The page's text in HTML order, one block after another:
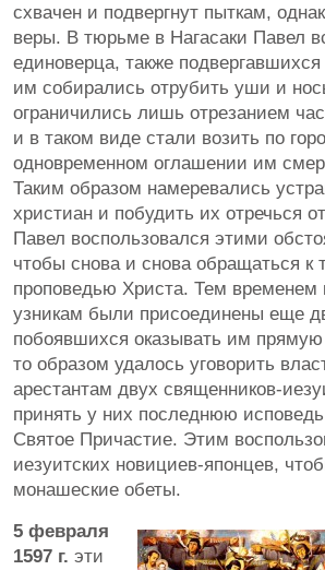
схвачен и подвергнут пыткам,
веры. В тюрьме в Нагасаки Павел
единоверца, также
им собирались отрубить уши и
ограничились лишь отрезанием
и в таком виде стали возить по
одновременном оглашении им
Таким образом намеревались
христиан и побудить их отречься
Павел воспользовался этими
чтобы снова и снова обращаться к
проповедью Христа. Тем временем
узникам были присоединены еще
побоявшихся оказывать им
то образом удалось уговорить
арестантам двух священников-
принять у них последнюю
Святое Причастие. Этим
иезуитских новициев-японцев,
монашеские обеты.
5 февраля
1597 г. эти